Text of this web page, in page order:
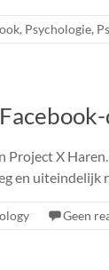
, Psychologie,
Project X
en
Geen